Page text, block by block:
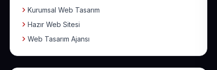
Kurumsal Web Tasarım
Hazır Web Sitesi
Web Tasarım Ajansı